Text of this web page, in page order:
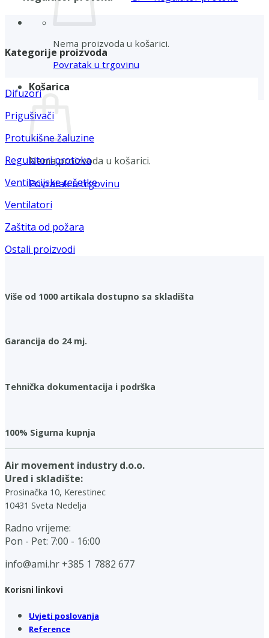
Nema proizvoda u košarici.
Povratak u trgovinu
Košarica
Nema proizvoda u košarici.
Povratak u trgovinu
Kategorije proizvoda
Difuzori
Prigušivači
Protukišne žaluzine
Regulatori protoka
Ventilacijske rešetke
Ventilatori
Zaštita od požara
Ostali proizvodi
Više od 1000 artikala dostupno sa skladišta
Garancija do 24 mj.
Tehnička dokumentacija i podrška
100% Sigurna kupnja
Air movement industry d.o.o.
Ured i skladište:
Prosinačka 10, Kerestinec
10431 Sveta Nedelja
Radno vrijeme:
Pon - Pet: 7:00 - 16:00
info@ami.hr +385 1 7882 677
Korisni linkovi
Uvjeti poslovanja
Reference